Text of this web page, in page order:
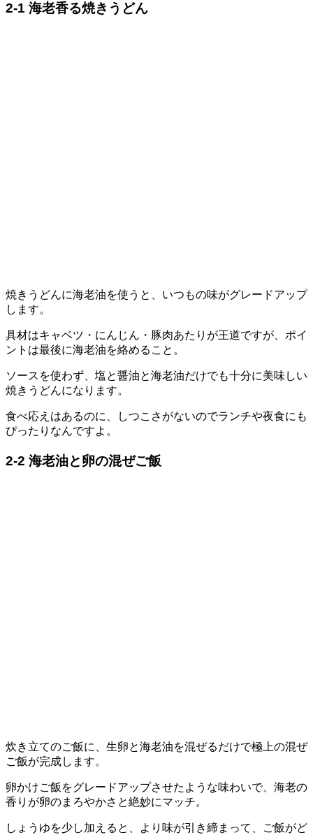
2-1 海老香る焼きうどん
焼きうどんに海老油を使うと、いつもの味がグレードアップ
します。
具材はキャベツ・にんじん・豚肉あたりが王道ですが、ポイ
ントは最後に海老油を絡めること。
ソースを使わず、塩と醤油と海老油だけでも十分に美味しい
焼きうどんになります。
食べ応えはあるのに、しつこさがないのでランチや夜食にも
ぴったりなんですよ。
2-2 海老油と卵の混ぜご飯
炊き立てのご飯に、生卵と海老油を混ぜるだけで極上の混ぜ
ご飯が完成します。
卵かけご飯をグレードアップさせたような味わいで、海老の
香りが卵のまろやかさと絶妙にマッチ。
しょうゆを少し加えると、より味が引き締まって、ご飯がど